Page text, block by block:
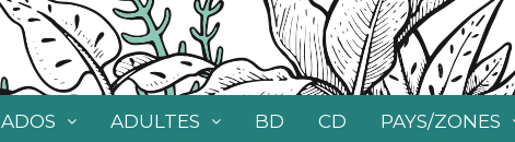
ADOS ADULTES BD CD PAYS/ZONES